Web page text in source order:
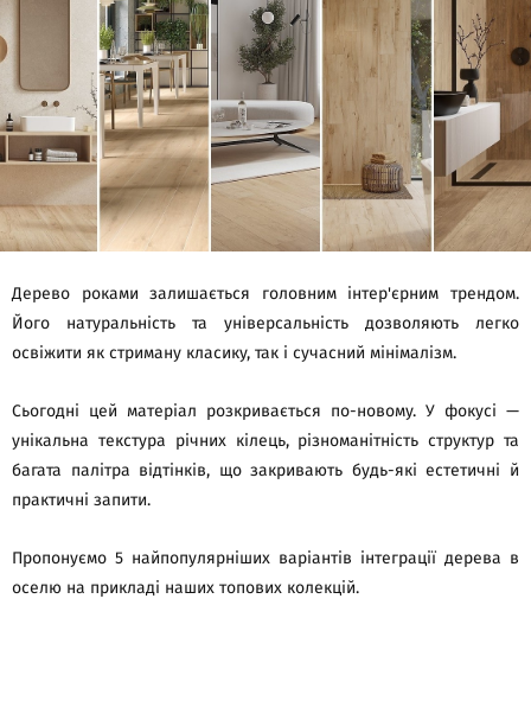
Дерево роками залишається головним інтер'єрним трендом.
Його натуральність та універсальність дозволяють легко
освіжити як стриману класику, так і сучасний мінімалізм.
Сьогодні цей матеріал розкривається по-новому. У фокусі —
унікальна текстура річних кілець, різноманітність структур та
багата палітра відтінків, що закривають будь-які естетичні й
практичні запити.
Пропонуємо 5 найпопулярніших варіантів інтеграції дерева в
оселю на прикладі наших топових колекцій.